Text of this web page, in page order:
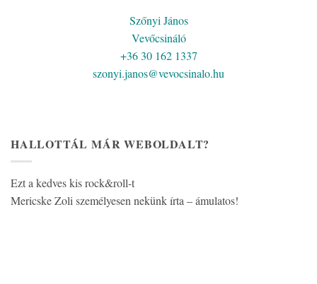
Szőnyi János
Vevőcsináló
+36 30 162 1337
szonyi.janos@vevocsinalo.hu
HALLOTTÁL MÁR WEBOLDALT?
Ezt a kedves kis rock&roll-t
Mericske Zoli személyesen nekünk írta – ámulatos!